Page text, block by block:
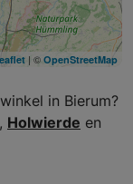
| © OpenStreetMap
in Bierum?
, Holwierde en